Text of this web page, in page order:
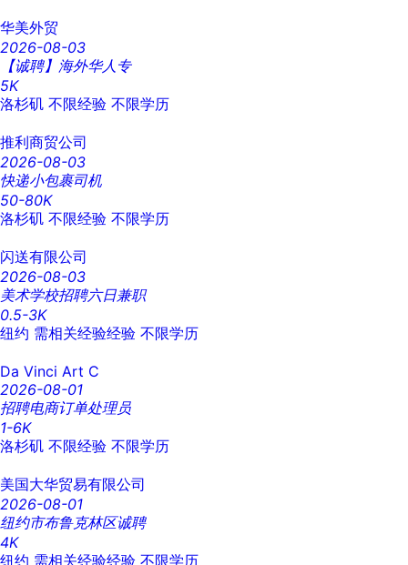
华美外贸
2026-08-03
【诚聘】海外华人专
5K
洛杉矶 不限经验 不限学历
推利商贸公司
2026-08-03
快递小包裹司机
50-80K
洛杉矶 不限经验 不限学历
闪送有限公司
2026-08-03
美术学校招聘六日兼职
0.5-3K
纽约 需相关经验经验 不限学历
Da Vinci Art C
2026-08-01
招聘电商订单处理员
1-6K
洛杉矶 不限经验 不限学历
美国大华贸易有限公司
2026-08-01
纽约市布鲁克林区诚聘
4K
纽约 需相关经验经验 不限学历